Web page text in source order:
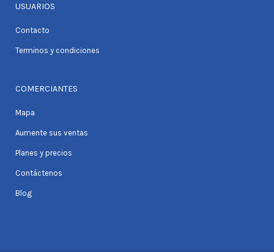
USUARIOS
Contacto
Terminos y condiciones
COMERCIANTES
Mapa
Aumente sus ventas
Planes y precios
Contáctenos
Blog